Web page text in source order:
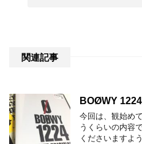
関連記事
BOØWY
今回は、観始め
うくらいの内容
くださいますよう